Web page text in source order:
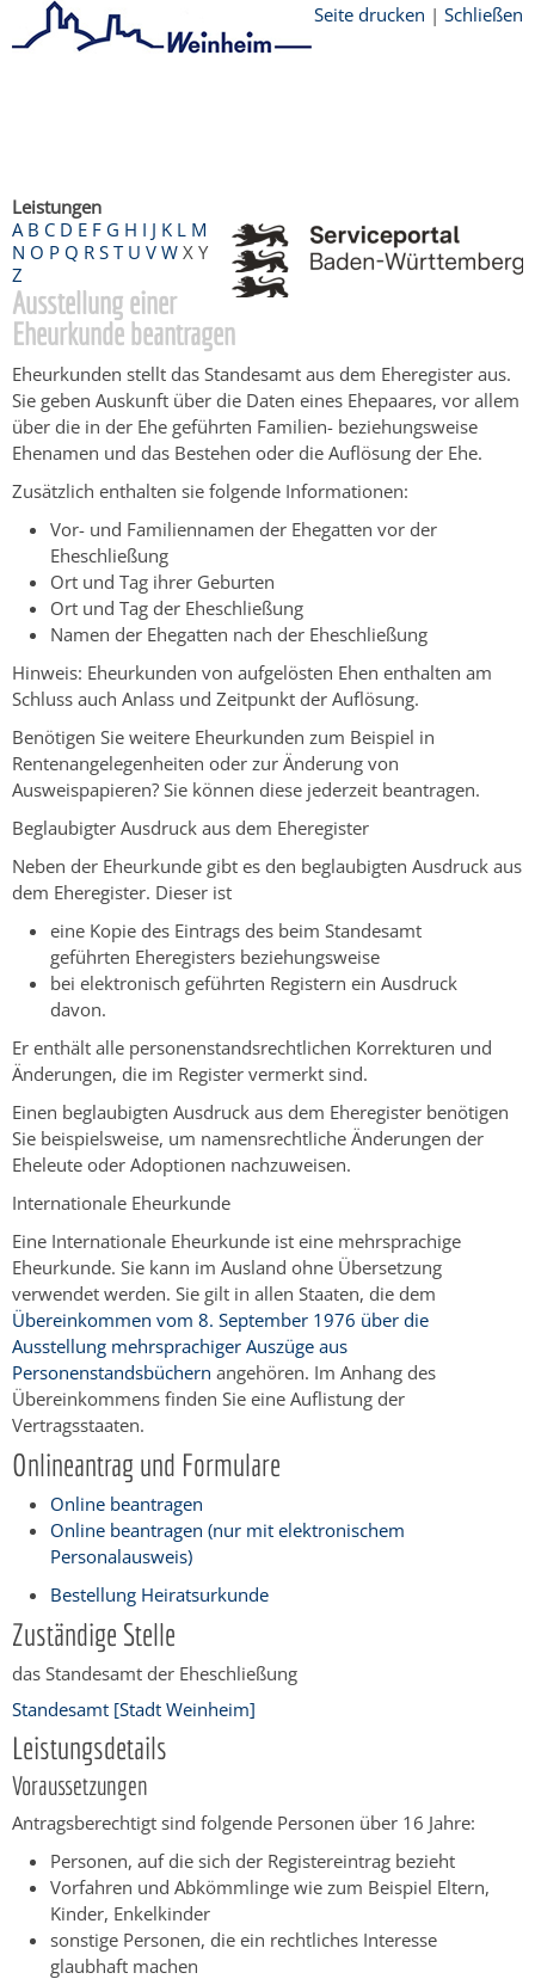
Seite drucken | Schließen
Leistungen
A B C D E F G H I J K L M
N O P Q R S T U V W X Y
Z
Ausstellung einer
Eheurkunde beantragen
Eheurkunden stellt das Standesamt aus dem Eheregister aus.
Sie geben Auskunft über die Daten eines Ehepaares, vor allem
über die in der Ehe geführten Familien- beziehungsweise
Ehenamen und das Bestehen oder die Auflösung der Ehe.
Zusätzlich enthalten sie folgende Informationen:
Vor- und Familiennamen der Ehegatten vor der
Eheschließung
Ort und Tag ihrer Geburten
Ort und Tag der Eheschließung
Namen der Ehegatten nach der Eheschließung
Hinweis: Eheurkunden von aufgelösten Ehen enthalten am
Schluss auch Anlass und Zeitpunkt der Auflösung.
Benötigen Sie weitere Eheurkunden zum Beispiel in
Rentenangelegenheiten oder zur Änderung von
Ausweispapieren? Sie können diese jederzeit beantragen.
Beglaubigter Ausdruck aus dem Eheregister
Neben der Eheurkunde gibt es den beglaubigten Ausdruck aus
dem Eheregister. Dieser ist
eine Kopie des Eintrags des beim Standesamt
geführten Eheregisters beziehungsweise
bei elektronisch geführten Registern ein Ausdruck
davon.
Er enthält alle personenstandsrechtlichen Korrekturen und
Änderungen, die im Register vermerkt sind.
Einen beglaubigten Ausdruck aus dem Eheregister benötigen
Sie beispielsweise, um namensrechtliche Änderungen der
Eheleute oder Adoptionen nachzuweisen.
Internationale Eheurkunde
Eine Internationale Eheurkunde ist eine mehrsprachige
Eheurkunde. Sie kann im Ausland ohne Übersetzung
verwendet werden. Sie gilt in allen Staaten, die dem
Übereinkommen vom 8. September 1976 über die
Ausstellung mehrsprachiger Auszüge aus
Personenstandsbüchern angehören. Im Anhang des
Übereinkommens finden Sie eine Auflistung der
Vertragsstaaten.
Onlineantrag und Formulare
Online beantragen
Online beantragen (nur mit elektronischem
Personalausweis)
Bestellung Heiratsurkunde
Zuständige Stelle
das Standesamt der Eheschließung
Standesamt [Stadt Weinheim]
Leistungsdetails
Voraussetzungen
Antragsberechtigt sind folgende Personen über 16 Jahre:
Personen, auf die sich der Registereintrag bezieht
Vorfahren und Abkömmlinge wie zum Beispiel Eltern,
Kinder, Enkelkinder
sonstige Personen, die ein rechtliches Interesse
glaubhaft machen